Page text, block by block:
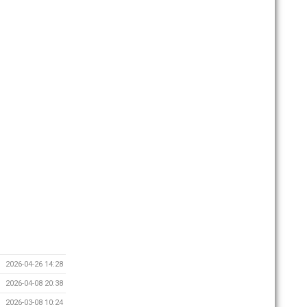
2026-04-26 14:28
2026-04-08 20:38
2026-03-08 10:24